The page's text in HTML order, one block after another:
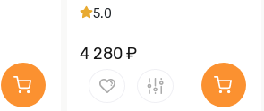
5.0
4 280 ₽